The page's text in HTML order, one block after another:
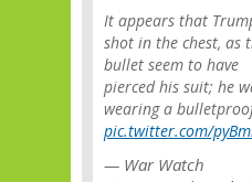
It appears that
shot in the chest, as
bullet seem to have
pierced his suit; he
wearing a
pic.twitter.com/
— War Watch